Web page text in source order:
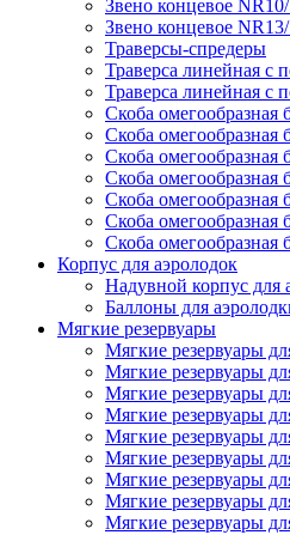
Звено концевое
Звено концевое
Траверсы-спредеры
Траверса линейная с
Траверса линейная с
Скоба омегообразная
Скоба омегообразная
Скоба омегообразная
Скоба омегообразная
Скоба омегообразная
Скоба омегообразная
Скоба омегообразная
Корпус для аэролодок
Надувной корпус для
Баллоны для
Мягкие резервуары
Мягкие резервуары
Мягкие резервуары
Мягкие резервуары
Мягкие резервуары
Мягкие резервуары
Мягкие резервуары
Мягкие резервуары
Мягкие резервуары
Мягкие резервуары